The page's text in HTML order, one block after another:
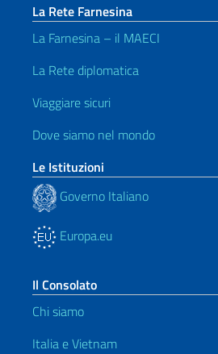
La Rete Farnesina
La Farnesina – il MAECI
La Rete diplomatica
Viaggiare sicuri
Dove siamo nel mondo
Le Istituzioni
Governo Italiano
Europa.eu
Il Consolato
Chi siamo
Italia e Vietnam